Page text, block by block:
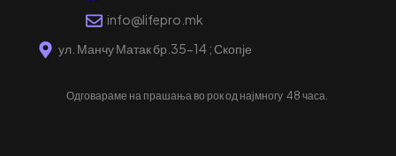
info@lifepro.mk
ул. Манчу Матак бр.35-14 ; Скопје
Одговараме на прашања во рок од најмногу 48 часа.